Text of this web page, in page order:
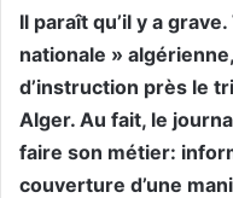
Il paraît qu’il y a
nationale »
d’instruction près le
Alger. Au fait, le
faire son métier:
couverture d’une